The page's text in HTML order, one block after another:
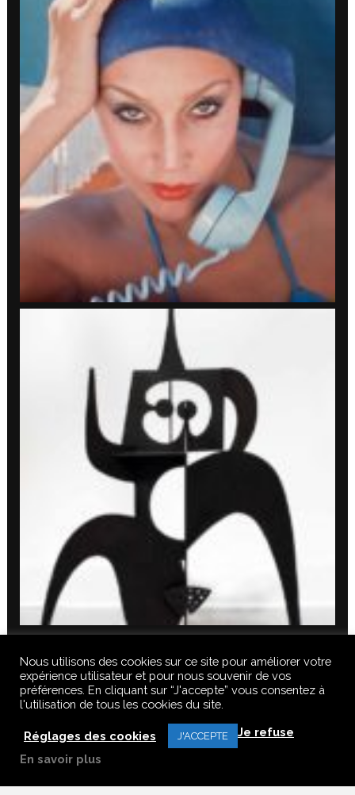
TEXTES, IMAGES, VIDEOS, GRAPHIQUES, SONS DE CE SITE SONT
SOUMISES À DES DROITS D’AUTEURS, REPRODUCTION INTERDITE.
Nous utilisons des cookies sur ce site pour améliorer votre
expérience utilisateur et pour nous souvenir de vos
préférences. En cliquant sur “J'accepte” vous consentez à
l'utilisation de tous les cookies du site.
Réglages des cookies J'ACCEPTE Je refuse
En savoir plus